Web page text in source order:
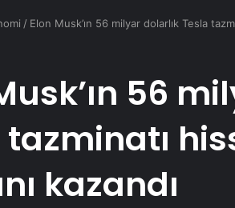
/ Elon Musk’ın 56 milyar dolarlık Tesla
56
tazminatı
kazandı